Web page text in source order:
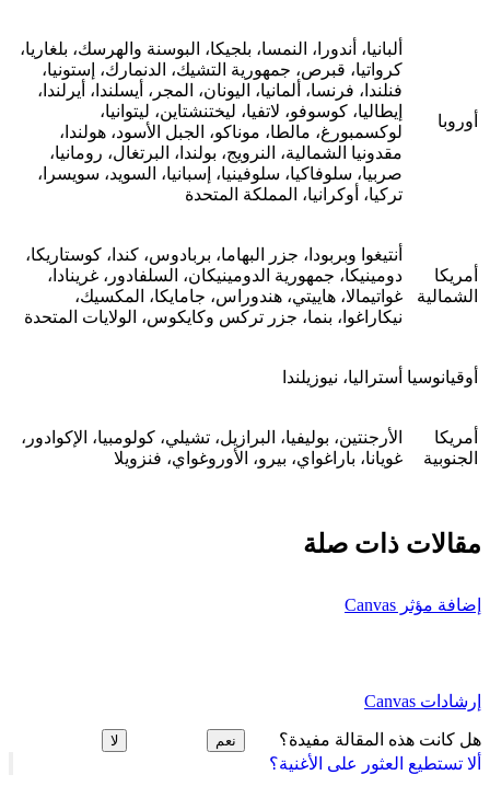
ألا تستطيع العثور على الأغنية؟
أوروبا
ألبانيا، أندورا، النمسا، بلجيكا، البوسنة والهرسك، بلغاريا،
كرواتيا، قبرص، جمهورية التشيك، الدنمارك، إستونيا،
فنلندا، فرنسا، ألمانيا، اليونان، المجر، أيسلندا، أيرلندا،
إيطاليا، كوسوفو، لاتفيا، ليختنشتاين، ليتوانيا،
لوكسمبورغ، مالطا، موناكو، الجبل الأسود، هولندا،
مقدونيا الشمالية، النرويج، بولندا، البرتغال، رومانيا،
صربيا، سلوفاكيا، سلوفينيا، إسبانيا، السويد، سويسرا،
تركيا، أوكرانيا، المملكة المتحدة
أمريكا
الشمالية
أنتيغوا وبربودا، جزر البهاما، بربادوس، كندا، كوستاريكا،
دومينيكا، جمهورية الدومينيكان، السلفادور، غرينادا،
غواتيمالا، هاييتي، هندوراس، جامايكا، المكسيك،
نيكاراغوا، بنما، جزر تركس وكايكوس، الولايات المتحدة
أوقيانوسيا أستراليا، نيوزيلندا
أمريكا
الجنوبية
الأرجنتين، بوليفيا، البرازيل، تشيلي، كولومبيا، الإكوادور،
غويانا، باراغواي، بيرو، الأوروغواي، فنزويلا
مقالات ذات صلة
إضافة مؤثر Canvas
إرشادات Canvas
هل كانت هذه المقالة مفيدة؟ نعم لا